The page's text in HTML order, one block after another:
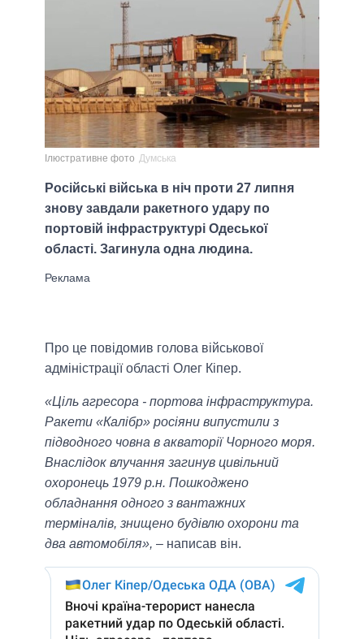
Ілюстративне фото Думська
Російські війська в ніч проти 27 липня
знову завдали ракетного удару по
портовій інфраструктурі Одеської
області. Загинула одна людина.
Про це повідомив голова військової
адміністрації області Олег Кіпер.
«Ціль агресора - портова інфраструктура.
Ракети «Калібр» росіяни випустили з
підводного човна в акваторії Чорного моря.
Внаслідок влучання загинув цивільний
охоронець 1979 р.н. Пошкоджено
обладнання одного з вантажних
терміналів, знищено будівлю охорони та
два автомобіля», – написав він.